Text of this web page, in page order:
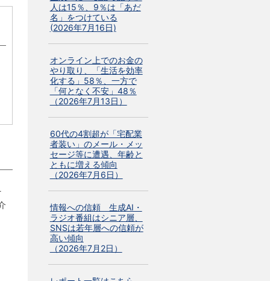
人は15％、9％は「あだ
名」をつけている
(2026年7月16日)
オンライン上でのお金の
やり取り、「生活を効率
化する」58％、一方で
「何となく不安」48％
（2026年7月13日）
60代の4割超が「宅配業
者装い」のメール・メッ
セージ等に遭遇、年齢と
ともに増える傾向
（2026年7月6日）
情報への信頼 生成AI・
ラジオ番組はシニア層、
SNSは若年層への信頼が
高い傾向
（2026年7月2日）